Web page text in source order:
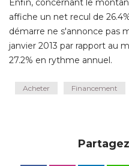
Enfin, concernant le
affiche un net recul de
démarre ne s'annonce pas
janvier 2013 par rapport au
27.2% en rythme annuel.
Acheter Financement